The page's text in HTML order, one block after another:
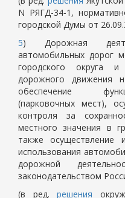
N РЯГД-34-1,
городской Думы от
5) Дорожная
автомобильных дорог
городского округа и
дорожного движения
обеспечение
(парковочных мест),
контроля за
местного значения в
также осуществление
использования
дорожной
законодательством
(в ред.решения